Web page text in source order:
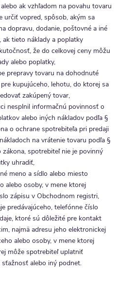
ak vzhľadom na povahu tovaru
určiť vopred, spôsob, akým sa
dopravu, dodanie, poštovné a iné
ak tieto náklady a poplatky
že do celkovej ceny môžu
alebo poplatky,
prepravy tovaru na dohodnuté
kupujúceho, lehotu, do ktorej sa
zakúpený tovar,
nesplnil informačnú povinnosť o
alebo iných nákladov podľa §
o ochrane spotrebiteľa pri predaji
na vrátenie tovaru podľa §
spotrebiteľ nie je povinný
uhradiť,
meno a sídlo alebo miesto
alebo osoby, v mene ktorej
zápisu v Obchodnom registri,
predávajúceho, telefónne číslo
ktoré sú dôležité pre kontakt
najmä adresu jeho elektronickej
alebo osoby, v mene ktorej
môže spotrebiteľ uplatniť
alebo iný podnet.